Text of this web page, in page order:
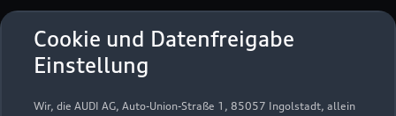
Cookie und Datenfreigabe
Einstellung
Wir, die AUDI AG, Auto-Union-Straße 1, 85057 Ingolstadt, allein
Murgstraße 9-13
76646 Bruchsal